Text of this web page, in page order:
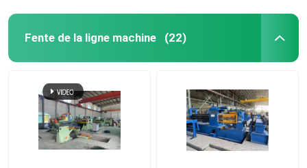
Fente de la ligne machine (22)